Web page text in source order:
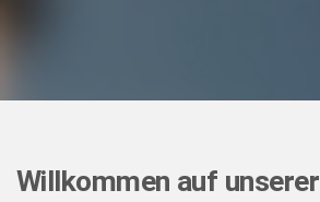
Willkommen auf unserer